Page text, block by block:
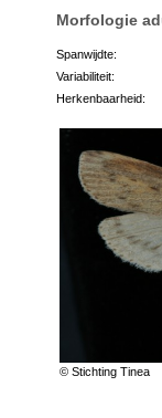
Morfologie
Spanwijdte:
Variabiliteit:
Herkenbaarheid:
© Stichting Tinea